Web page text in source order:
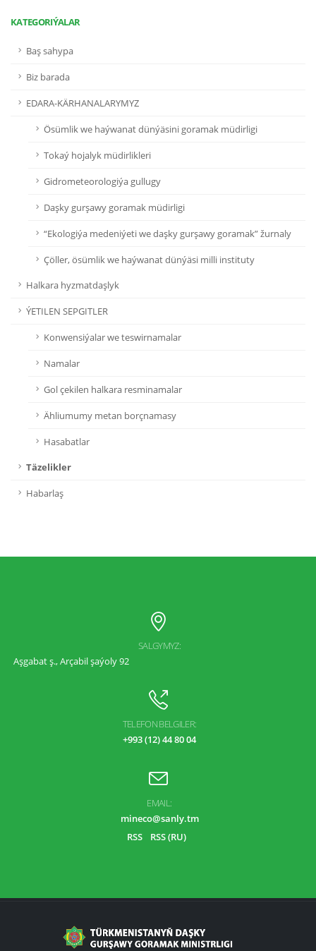
KATEGORIÝALAR
Baş sahypa
Biz barada
EDARA-KÄRHANALARYMYZ
Ösümlik we haýwanat dünýäsini goramak müdirligi
Tokaý hojalyk müdirlikleri
Gidrometeorologiýa gullugy
Daşky gurşawy goramak müdirligi
“Ekologiýa medeniýeti we daşky gurşawy goramak” žurnaly
Çöller, ösümlik we haýwanat dünýäsi milli instituty
Halkara hyzmatdaşlyk
ÝETILEN SEPGITLER
Konwensiýalar we teswirnamalar
Namalar
Gol çekilen halkara resminamalar
Ähliumumy metan borçnamasy
Hasabatlar
Täzelikler
Habarlaş
SALGYMYZ:
Aşgabat ş., Arçabil şaýoly 92
TELEFON BELGILER:
+993 (12) 44 80 04
EMAIL:
mineco@sanly.tm
RSS
RSS (RU)